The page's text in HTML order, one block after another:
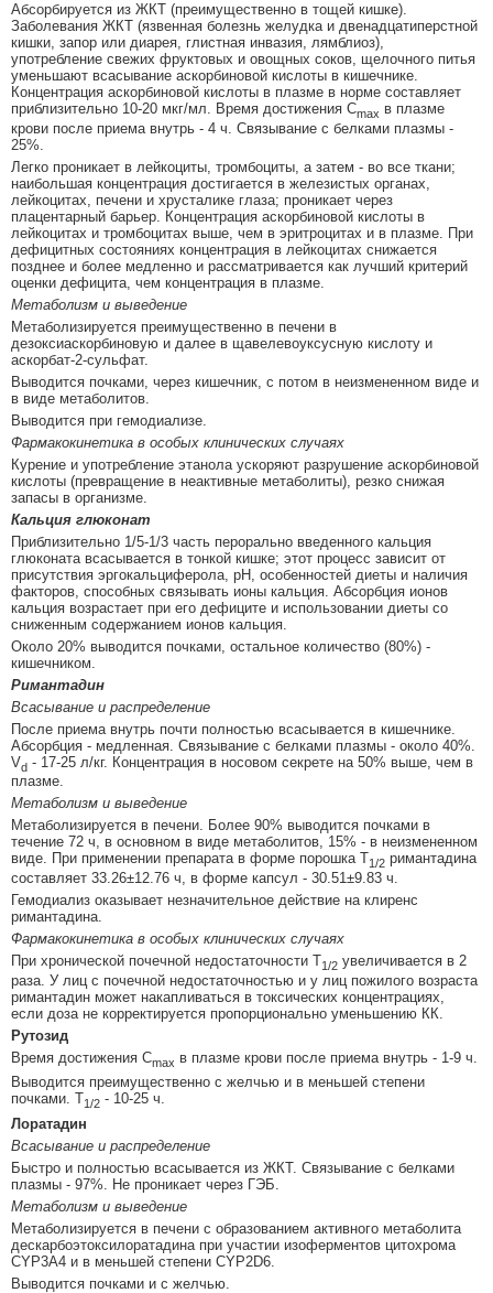
Абсорбируется из ЖКТ (преимущественно в тощей кишке).
Заболевания ЖКТ (язвенная болезнь желудка и двенадцатиперстной
кишки, запор или диарея, глистная инвазия, лямблиоз),
употребление свежих фруктовых и овощных соков, щелочного питья
уменьшают всасывание аскорбиновой кислоты в кишечнике.
Концентрация аскорбиновой кислоты в плазме в норме составляет
приблизительно 10-20 мкг/мл. Время достижения Cmax в плазме
крови после приема внутрь - 4 ч. Связывание с белками плазмы -
25%.
Легко проникает в лейкоциты, тромбоциты, а затем - во все ткани;
наибольшая концентрация достигается в железистых органах,
лейкоцитах, печени и хрусталике глаза; проникает через
плацентарный барьер. Концентрация аскорбиновой кислоты в
лейкоцитах и тромбоцитах выше, чем в эритроцитах и в плазме. При
дефицитных состояниях концентрация в лейкоцитах снижается
позднее и более медленно и рассматривается как лучший критерий
оценки дефицита, чем концентрация в плазме.
Метаболизм и выведение
Метаболизируется преимущественно в печени в
дезоксиаскорбиновую и далее в щавелевоуксусную кислоту и
аскорбат-2-сульфат.
Выводится почками, через кишечник, с потом в неизмененном виде и
в виде метаболитов.
Выводится при гемодиализе.
Фармакокинетика в особых клинических случаях
Курение и употребление этанола ускоряют разрушение аскорбиновой
кислоты (превращение в неактивные метаболиты), резко снижая
запасы в организме.
Кальция глюконат
Приблизительно 1/5-1/3 часть перорально введенного кальция
глюконата всасывается в тонкой кишке; этот процесс зависит от
присутствия эргокальциферола, pH, особенностей диеты и наличия
факторов, способных связывать ионы кальция. Абсорбция ионов
кальция возрастает при его дефиците и использовании диеты со
сниженным содержанием ионов кальция.
Около 20% выводится почками, остальное количество (80%) -
кишечником.
Римантадин
Всасывание и распределение
После приема внутрь почти полностью всасывается в кишечнике.
Абсорбция - медленная. Связывание с белками плазмы - около 40%.
Vd - 17-25 л/кг. Концентрация в носовом секрете на 50% выше, чем в
плазме.
Метаболизм и выведение
Метаболизируется в печени. Более 90% выводится почками в
течение 72 ч, в основном в виде метаболитов, 15% - в неизмененном
виде. При применении препарата в форме порошка T1/2 римантадина
составляет 33.26±12.76 ч, в форме капсул - 30.51±9.83 ч.
Гемодиализ оказывает незначительное действие на клиренс
римантадина.
Фармакокинетика в особых клинических случаях
При хронической почечной недостаточности T1/2 увеличивается в 2
раза. У лиц с почечной недостаточностью и у лиц пожилого возраста
римантадин может накапливаться в токсических концентрациях,
если доза не корректируется пропорционально уменьшению КК.
Рутозид
Время достижения Cmax в плазме крови после приема внутрь - 1-9 ч.
Выводится преимущественно с желчью и в меньшей степени
почками. T1/2 - 10-25 ч.
Лоратадин
Всасывание и распределение
Быстро и полностью всасывается из ЖКТ. Связывание с белками
плазмы - 97%. Не проникает через ГЭБ.
Метаболизм и выведение
Метаболизируется в печени с образованием активного метаболита
дескарбоэтоксилоратадина при участии изоферментов цитохрома
CYP3A4 и в меньшей степени CYP2D6.
Выводится почками и с желчью.